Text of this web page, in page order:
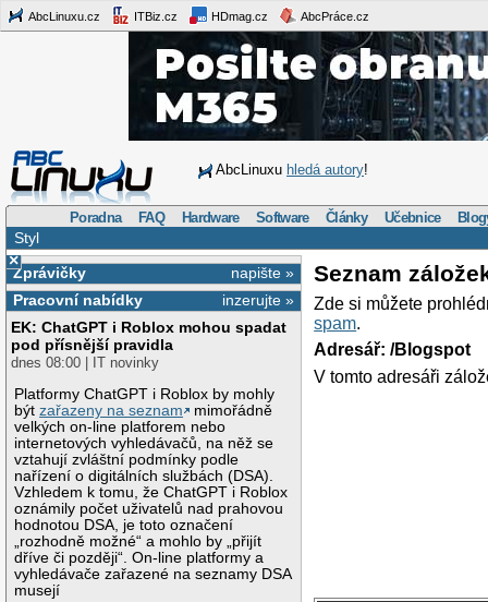
AbcLinuxu.cz ITBiz.cz HDmag.cz AbcPráce.cz
AbcLinuxu hledá autory!
Poradna FAQ Hardware Software Články Učebnice
Styl
×
napište »
Zprávičky
inzerujte »
Pracovní nabídky
EK: ChatGPT i Roblox mohou spadat
pod přísnější pravidla
dnes 08:00 | IT novinky
Platformy ChatGPT i Roblox by mohly
býtzařazeny na seznam
mimořádně
velkých on-line platforem nebo
internetových vyhledávačů, na něž se
vztahují zvláštní podmínky podle
nařízení o digitálních službách (DSA).
Vzhledem k tomu, že ChatGPT i Roblox
oznámily počet uživatelů nad prahovou
hodnotou DSA, je toto označení
„rozhodně možné“ a mohlo by „přijít
dříve či později“. On-line platformy a
vyhledávače zařazené na seznamy DSA
musejí
Seznam
Zde si můžete
spam.
Adresář: /Blogspot
V tomto adresáři